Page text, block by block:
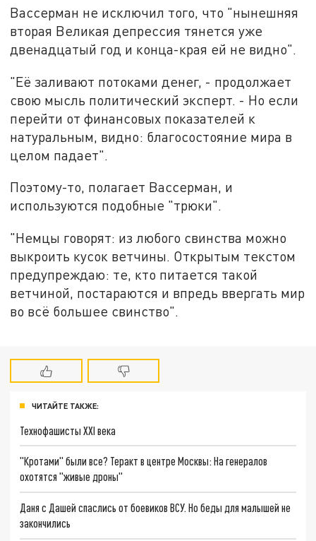
Вассерман не исключил того, что "нынешняя
вторая Великая депрессия тянется уже
двенадцатый год и конца-края ей не видно".
"Её заливают потоками денег, - продолжает
свою мысль политический эксперт. - Но если
перейти от финансовых показателей к
натуральным, видно: благосостояние мира в
целом падает".
Поэтому-то, полагает Вассерман, и
используются подобные "трюки".
"Немцы говорят: из любого свинства можно
выкроить кусок ветчины. Открытым текстом
предупреждаю: те, кто питается такой
ветчиной, постараются и впредь ввергать мир
во всё большее свинство".
ЧИТАЙТЕ ТАКЖЕ:
Технофашисты XXI века
"Кротами" были все? Теракт в центре Москвы: На генералов
охотятся "живые дроны"
Даня с Дашей спаслись от боевиков ВСУ. Но беды для малышей не
закончились